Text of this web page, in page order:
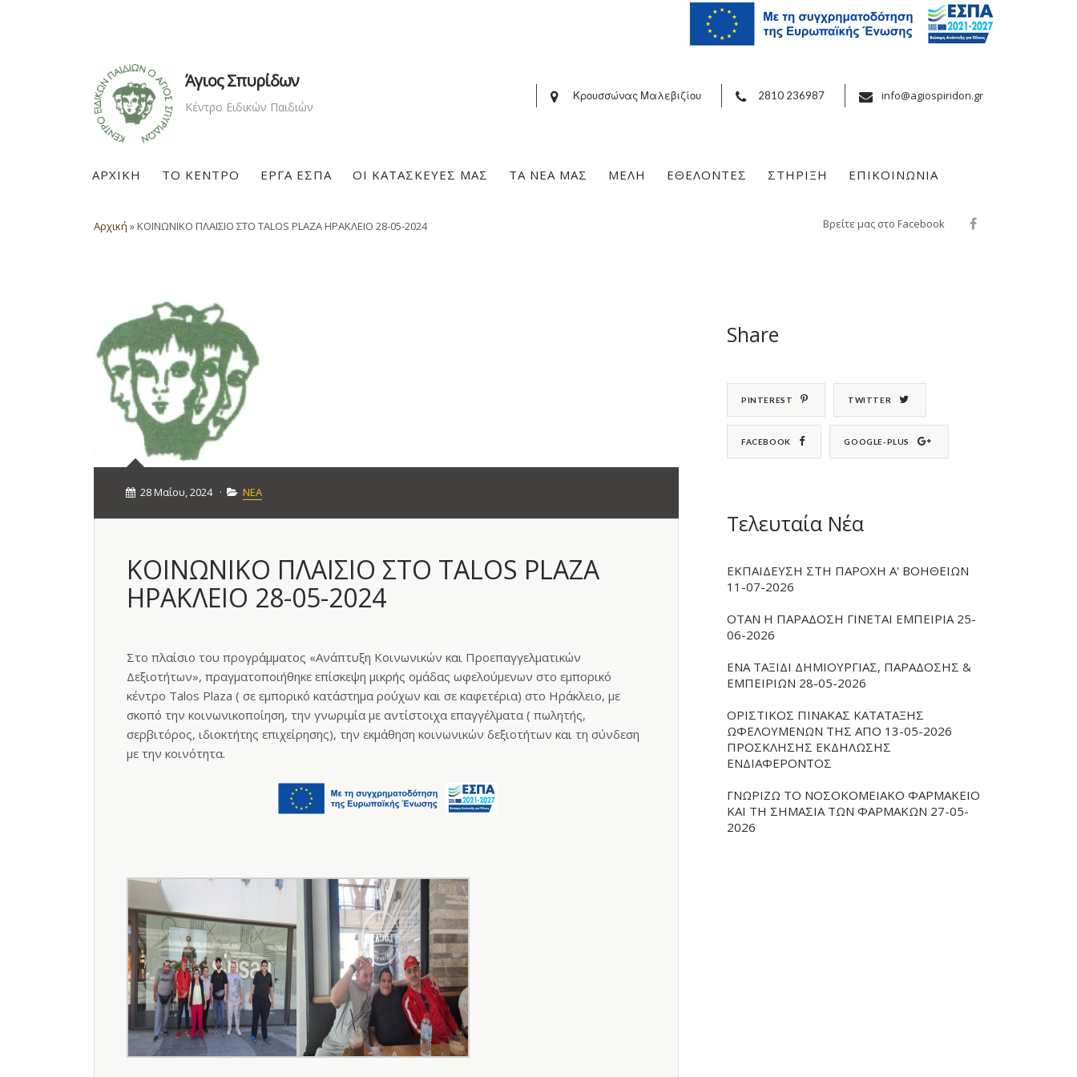
Άγιος Σπυρίδων
Κέντρο Ειδικών Παιδιών
Κρουσσώνας Μαλεβιζίου 2810 236987 info@agiospiridon.gr
ΑΡΧΙΚΗ ΤΟ ΚΕΝΤΡΟ ΕΡΓΑ ΕΣΠΑ ΟΙ ΚΑΤΑΣΚΕΥΕΣ ΜΑΣ ΤΑ ΝΕΑ ΜΑΣ ΜΕΛΗ ΕΘΕΛΟΝΤΕΣ ΣΤΗΡΙΞΗ ΕΠΙΚΟΙΝΩΝΙΑ
Αρχική »ΚΟΙΝΩΝΙΚΟ ΠΛΑΙΣΙΟ ΣΤΟ TALOS PLAZA ΗΡΑΚΛΕΙΟ 28-05-2024 Βρείτε μας στο Facebook
28 Μαΐου, 2024 · ΝΕΑ
ΚΟΙΝΩΝΙΚΟ ΠΛΑΙΣΙΟ ΣΤΟ TALOS PLAZA
ΗΡΑΚΛΕΙΟ 28-05-2024
Στο πλαίσιο του προγράμματος «Ανάπτυξη Κοινωνικών και Προεπαγγελματικών
Δεξιοτήτων», πραγματοποιήθηκε επίσκεψη μικρής ομάδας ωφελούμενων στο εμπορικό
κέντρο Talos Plaza ( σε εμπορικό κατάστημα ρούχων και σε καφετέρια) στο Ηράκλειο, με
σκοπό την κοινωνικοποίηση, την γνωριμία με αντίστοιχα επαγγέλματα ( πωλητής,
σερβιτόρος, ιδιοκτήτης επιχείρησης), την εκμάθηση κοινωνικών δεξιοτήτων και τη σύνδεση
με την κοινότητα.
Share
PINTEREST TWITTER
FACEBOOK GOOGLE-PLUS
Τελευταία Νέα
ΕΚΠΑΙΔΕΥΣΗ ΣΤΗ ΠΑΡΟΧΗ Α' ΒΟΗΘΕΙΩΝ
11-07-2026
ΟΤΑΝ Η ΠΑΡΑΔΟΣΗ ΓΙΝΕΤΑΙ ΕΜΠΕΙΡΙΑ 25-
06-2026
ΕΝΑ ΤΑΞΙΔΙ ΔΗΜΙΟΥΡΓΙΑΣ, ΠΑΡΑΔΟΣΗΣ &
ΕΜΠΕΙΡΙΩΝ 28-05-2026
ΟΡΙΣΤΙΚΟΣ ΠΙΝΑΚΑΣ ΚΑΤΑΤΑΞΗΣ
ΩΦΕΛΟΥΜΕΝΩΝ ΤΗΣ ΑΠΟ 13-05-2026
ΠΡΟΣΚΛΗΣΗΣ ΕΚΔΗΛΩΣΗΣ
ΕΝΔΙΑΦΕΡΟΝΤΟΣ
ΓΝΩΡΙΖΩ ΤΟ ΝΟΣΟΚΟΜΕΙΑΚΟ ΦΑΡΜΑΚΕΙΟ
ΚΑΙ ΤΗ ΣΗΜΑΣΙΑ ΤΩΝ ΦΑΡΜΑΚΩΝ 27-05-
2026